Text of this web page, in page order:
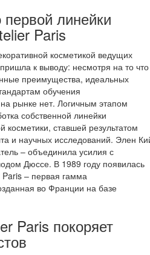
линейки
Paris
косметикой ведущих
к выводу: несмотря на то что
преимущества, идеальных
обучения
рынке нет. Логичным этапом
собственной линейки
ставшей результатом
и научных исследований. Элен
– объединила усилия с
Дюссе. В 1989 году появилась
Paris – первая гамма
во Франции на базе
Paris покоряет